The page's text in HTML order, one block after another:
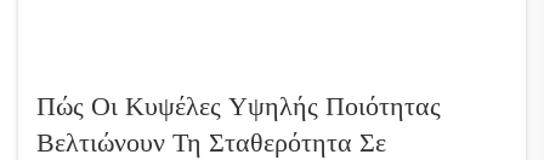
Πώς Οι Κυψέλες Υψηλής Ποιότητας
Βελτιώνουν Τη Σταθερότητα Σε